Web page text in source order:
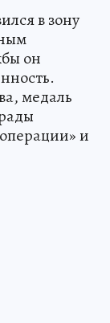
в зону
он
медаль
и